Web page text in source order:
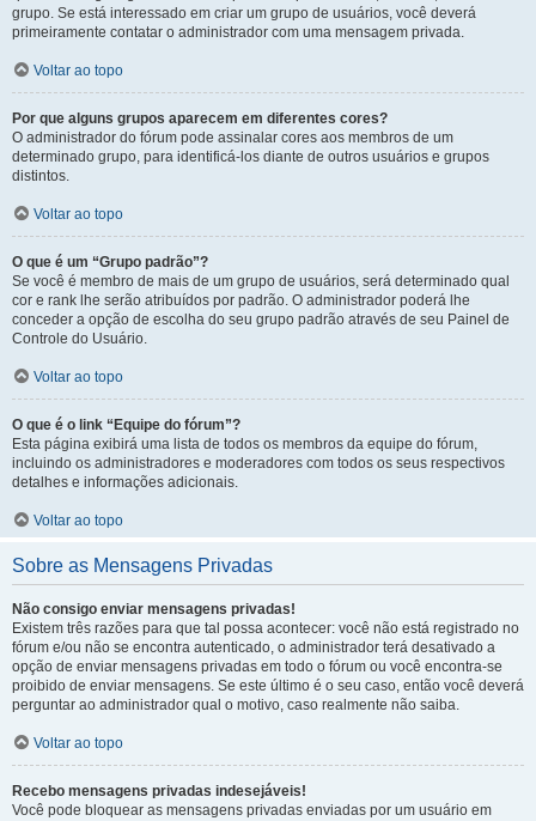
grupo. Se está interessado em criar um grupo de usuários, você deverá
primeiramente contatar o administrador com uma mensagem privada.
Voltar ao topo
Por que alguns grupos aparecem em diferentes cores?
O administrador do fórum pode assinalar cores aos membros de um
determinado grupo, para identificá-los diante de outros usuários e grupos
distintos.
Voltar ao topo
O que é um “Grupo padrão”?
Se você é membro de mais de um grupo de usuários, será determinado qual
cor e rank lhe serão atribuídos por padrão. O administrador poderá lhe
conceder a opção de escolha do seu grupo padrão através de seu Painel de
Controle do Usuário.
Voltar ao topo
O que é o link “Equipe do fórum”?
Esta página exibirá uma lista de todos os membros da equipe do fórum,
incluindo os administradores e moderadores com todos os seus respectivos
detalhes e informações adicionais.
Voltar ao topo
Sobre as Mensagens Privadas
Não consigo enviar mensagens privadas!
Existem três razões para que tal possa acontecer: você não está registrado no
fórum e/ou não se encontra autenticado, o administrador terá desativado a
opção de enviar mensagens privadas em todo o fórum ou você encontra-se
proibido de enviar mensagens. Se este último é o seu caso, então você deverá
perguntar ao administrador qual o motivo, caso realmente não saiba.
Voltar ao topo
Recebo mensagens privadas indesejáveis!
Você pode bloquear as mensagens privadas enviadas por um usuário em